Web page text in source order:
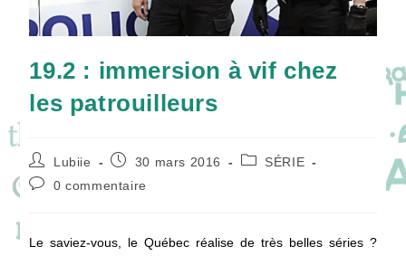
19.2 : immersion à vif chez
les patrouilleurs
Auteur/autrice
de
la
Lubiie
Publication
30 mars 2016
PostSÉRIE
Commentaires
0 commentaire
Le saviez-vous, le Québec réalise de très belles séries ?